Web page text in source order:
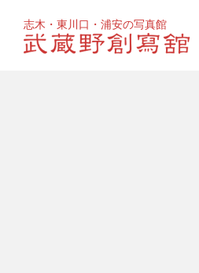
志木・東川口・浦安の写真館